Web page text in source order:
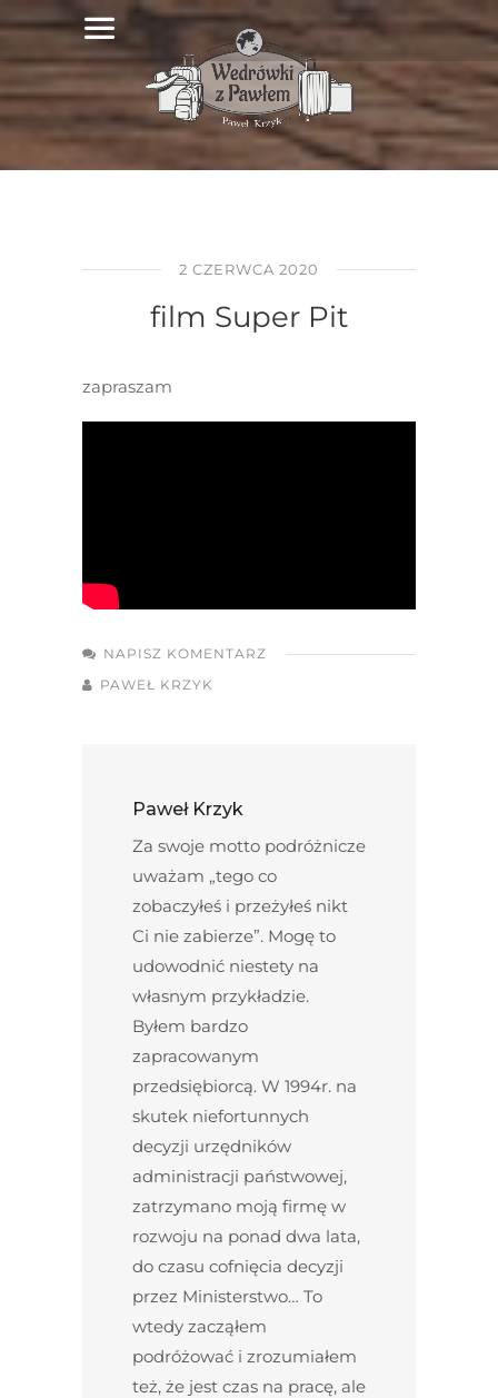
2 CZERWCA 2020
film Super Pit
zapraszam
NAPISZ KOMENTARZ
PAWEŁ KRZYK
Paweł Krzyk
Za swoje motto podróżnicze
uważam „tego co
zobaczyłeś i przeżyłeś nikt
Ci nie zabierze”. Mogę to
udowodnić niestety na
własnym przykładzie.
Byłem bardzo
zapracowanym
przedsiębiorcą. W 1994r. na
skutek niefortunnych
decyzji urzędników
administracji państwowej,
zatrzymano moją firmę w
rozwoju na ponad dwa lata,
do czasu cofnięcia decyzji
przez Ministerstwo… To
wtedy zacząłem
podróżować i zrozumiałem
też, że jest czas na pracę, ale